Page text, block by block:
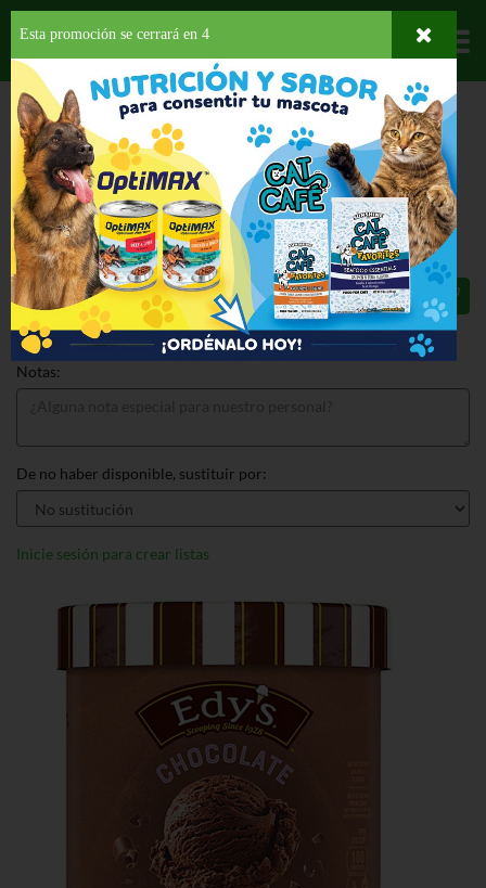
Departamentos
HOME LÁCTEOS MANTECADOS CHOCOLATE
EDYS CHOCOLATE
GRAND
EDYS CHOCOLATE GRAND 1.5 QT
$8.89
Total: $8.89
Notas:
De no haber disponible, sustituir por:
Inicie sesión para crear listas
Esta promoción se cerrará en 3